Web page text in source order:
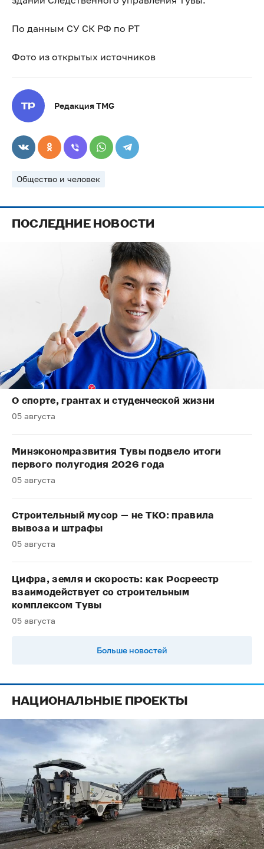
По данным СУ СК РФ по РТ
Фото из открытых источников
Редакция TMG
Общество и человек
ПОСЛЕДНИЕ НОВОСТИ
О спорте, грантах и студенческой жизни
05 августа
Минэкономразвития Тувы подвело итоги
первого полугодия 2026 года
05 августа
Строительный мусор — не ТКО: правила
вывоза и штрафы
05 августа
Цифра, земля и скорость: как Росреестр
взаимодействует со строительным
комплексом Тувы
05 августа
Больше новостей
НАЦИОНАЛЬНЫЕ ПРОЕКТЫ